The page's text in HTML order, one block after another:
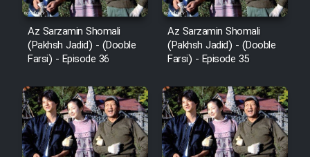
Az Sarzamin Shomali
(Pakhsh Jadid) - (Dooble
Farsi) - Episode 36
Az Sarzamin Shomali
(Pakhsh Jadid) - (Dooble
Farsi) - Episode 35